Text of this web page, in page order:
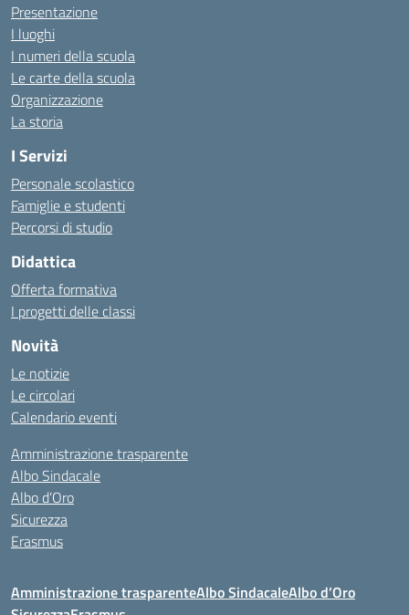
Presentazione
I luoghi
I numeri della scuola
Le carte della scuola
Organizzazione
La storia
I Servizi
Personale scolastico
Famiglie e studenti
Percorsi di studio
Didattica
Offerta formativa
I progetti delle classi
Novità
Le notizie
Le circolari
Calendario eventi
Amministrazione trasparente
Albo Sindacale
Albo d’Oro
Sicurezza
Erasmus
Amministrazione trasparenteAlbo SindacaleAlbo d’Oro